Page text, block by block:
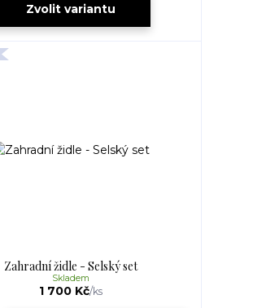
Zvolit variantu
Zahradní židle - Selský set
1 700 Kč/ks
Skladem